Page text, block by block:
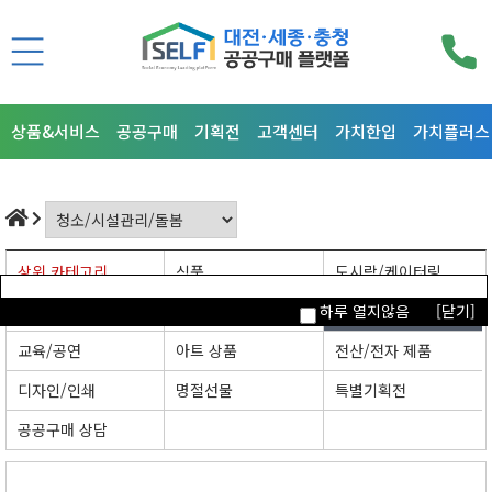
상품&서비스 공공구매 기획전 고객센터 가치한입 가치플러스
상위 카테고리 식품
도시락/케이터링
청소/시설관리/돌봄
교육/공연
아트 상품
전산/전자 제품
디자인/인쇄
명절선물
특별기획전
공공구매 상담
하루 열지않음 [닫기]